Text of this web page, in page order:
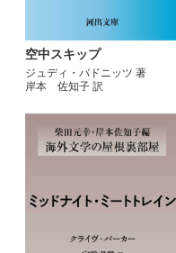
空中スキップ
ジュディ・バドニッツ 著
岸本 佐知子 訳